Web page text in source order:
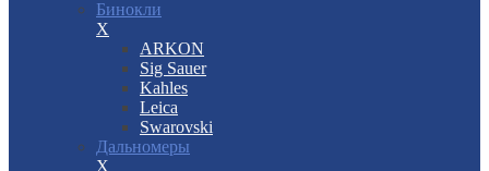
Бинокли
X
ARKON
Sig Sauer
Kahles
Leica
Swarovski
Дальномеры
X